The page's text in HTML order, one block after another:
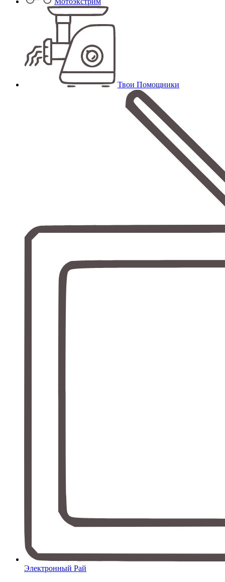
Твои Помощники
Электронный Рай